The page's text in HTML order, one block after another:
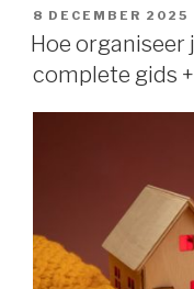
GEPLAATST
OP
8 DECEMBER 2025
Hoe organiseer
complete gids